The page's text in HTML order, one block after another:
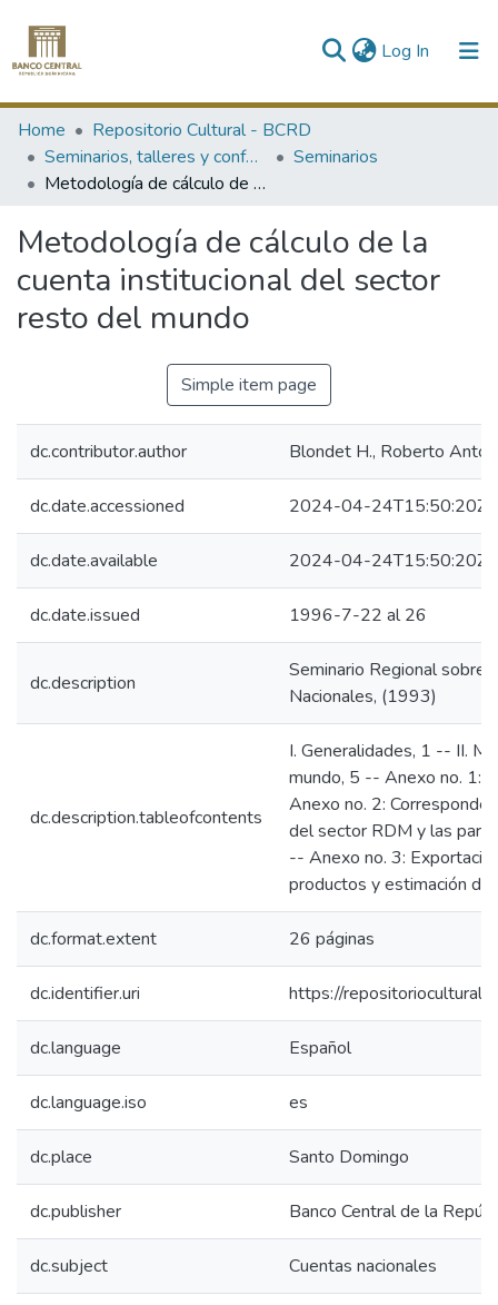
Log In (current)
Communities & Collections
All of DSpace
Home
Repositorio Cultural - BCRD
Seminarios, talleres y conferencias
Seminarios
Metodología de cálculo de la cuenta institucional del sector resto del mundo
Metodología de cálculo de la
cuenta institucional del sector
resto del mundo
Simple item page
dc.contributor.author Blondet H., Roberto
dc.date.accessioned 2024-04-24T15:50:20Z
dc.date.available 2024-04-24T15:50:20Z
dc.date.issued 1996-7-22 al 26
dc.description
Seminario Regional sobre
Nacionales, (1993)
dc.description.tableofcontents
I. Generalidades, 1 -- II.
mundo, 5 -- Anexo no. 1:
Anexo no. 2:
del sector RDM y las
-- Anexo no. 3:
productos y estimación
dc.format.extent 26 páginas
dc.identifier.uri https://
dc.language Español
dc.language.iso es
dc.place Santo Domingo
dc.publisher Banco Central de la
dc.subject Cuentas nacionales